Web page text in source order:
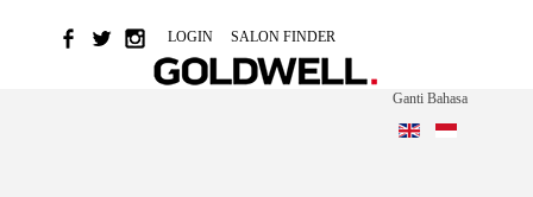
LOGIN SALON FINDER
Ganti Bahasa